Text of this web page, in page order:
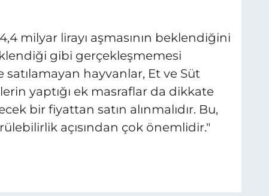
milyar lirayı aşmasının beklendiğini
gibi gerçekleşmemesi
hayvanlar, Et ve Süt
yaptığı ek masraflar da dikkate
bir fiyattan satın alınmalıdır. Bu,
açısından çok önemlidir."